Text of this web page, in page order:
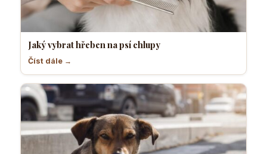
Jaký vybrat hřeben na psí chlupy
Číst dále →